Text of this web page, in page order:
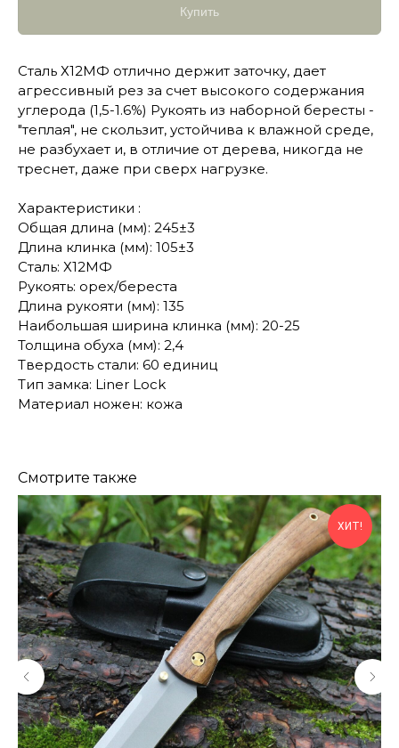
Купить
Сталь Х12МФ отлично держит заточку, дает
агрессивный рез за счет высокого содержания
углерода (1,5-1.6%) Рукоять из наборной бересты -
"теплая", не скользит, устойчива к влажной среде,
не разбухает и, в отличие от дерева, никогда не
треснет, даже при сверх нагрузке.
Характеристики :
Общая длина (мм): 245±3
Длина клинка (мм): 105±3
Сталь: Х12МФ
Рукоять: орех/береста
Длина рукояти (мм): 135
Наибольшая ширина клинка (мм): 20-25
Толщина обуха (мм): 2,4
Твердость стали: 60 единиц
Тип замка: Liner Lock
Материал ножен: кожа
Смотрите также
ХИТ!
КОНТАКТЫ
Консультации по телефону и онлайн.
Будем рады продемонстрировать вам
нашу продукцию. Позвоните нам или
оставьте запрос на звонок менеджера
для консультации
Адрес:"НОЖИ ПАВЛОВО", 606104,
ул. Восточная, 3Б (самовывоз), г. Павлово,